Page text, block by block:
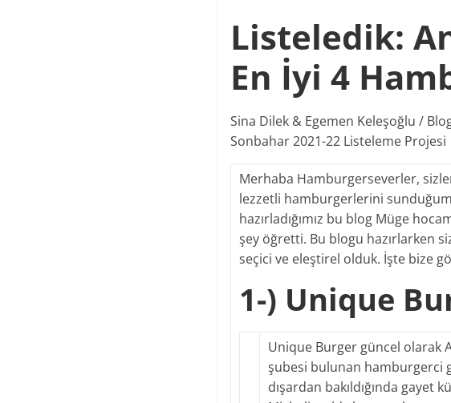
Listeledik:
En İyi 4
Sina Dilek & Egemen Keleşoğlu /
Sonbahar 2021-22 Listeleme Projesi
Merhaba Hamburgerseverler,
lezzetli hamburgerlerini
hazırladığımız bu blog Müge
şey öğretti. Bu blogu hazırlarken
seçici ve eleştirel olduk. İşte bize
1-) Unique
Unique Burger güncel olarak
şubesi bulunan hamburgerci
dışardan bakıldığında